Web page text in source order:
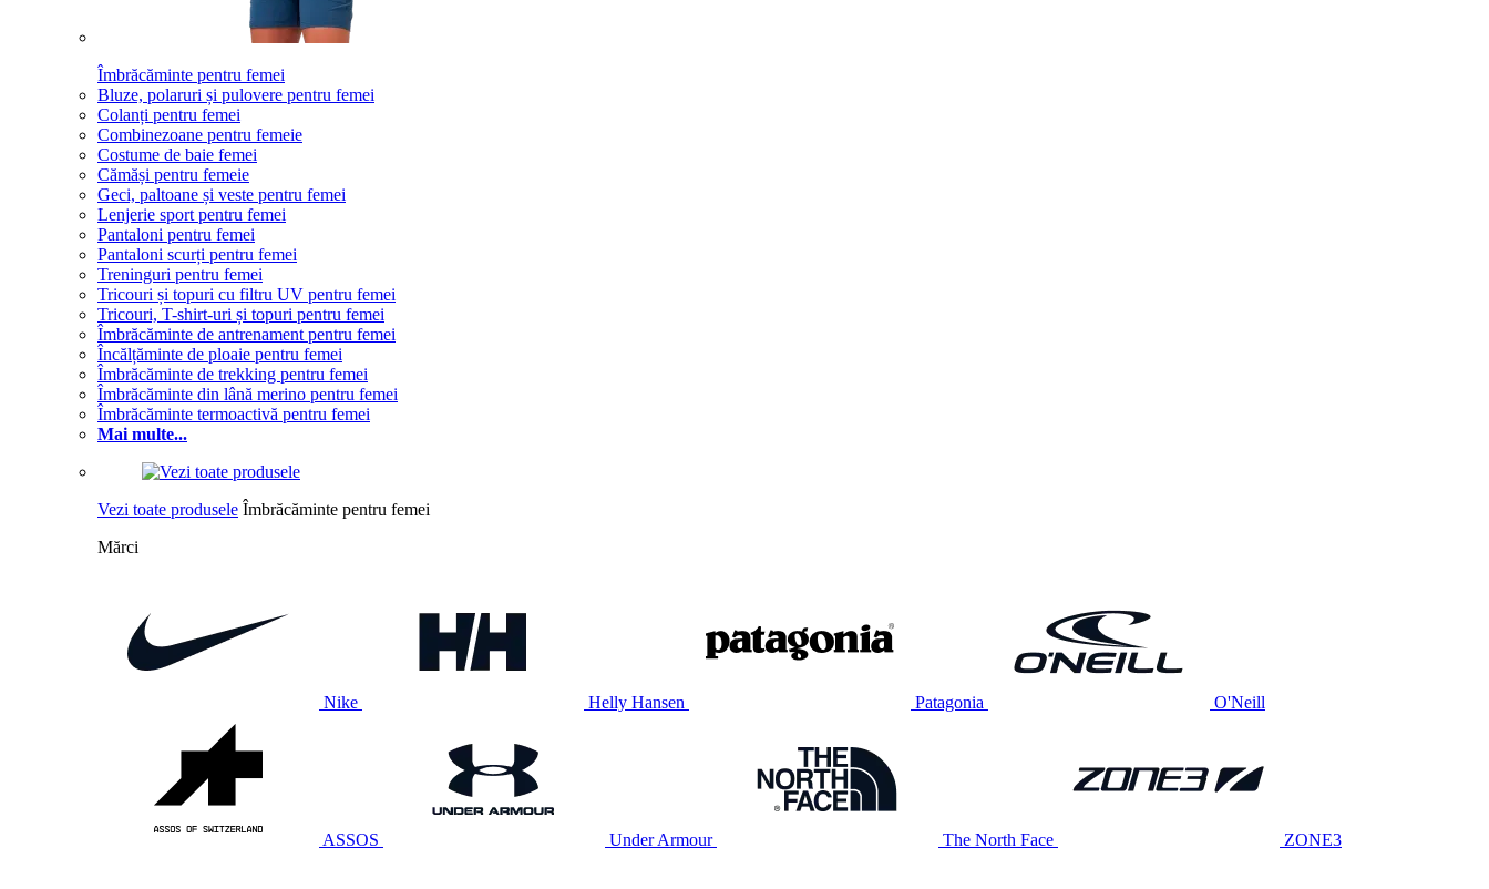
Îmbrăcăminte pentru femei
Bluze, polaruri și pulovere pentru femei
Colanți pentru femei
Combinezoane pentru femeie
Costume de baie femei
Cămăși pentru femeie
Geci, paltoane și veste pentru femei
Lenjerie sport pentru femei
Pantaloni pentru femei
Pantaloni scurți pentru femei
Treninguri pentru femei
Tricouri și topuri cu filtru UV pentru femei
Tricouri, T-shirt-uri și topuri pentru femei
Îmbrăcăminte de antrenament pentru femei
Încălțăminte de ploaie pentru femei
Îmbrăcăminte de trekking pentru femei
Îmbrăcăminte din lână merino pentru femei
Îmbrăcăminte termoactivă pentru femei
Mai multe...
Vezi toate produsele Îmbrăcăminte pentru femei
Mărci
Nike Helly Hansen Patagonia O'Neill
ASSOS Under Armour The North Face ZONE3